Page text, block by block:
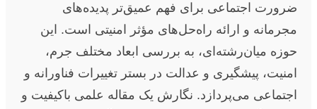
ضرورت اجتماعی برای فهم عمیق‌تر پدیده‌های
مجرمانه و ارائه راه‌حل‌های مؤثر امنیتی است. این
حوزه میان‌رشته‌ای، به بررسی ابعاد مختلف جرم،
امنیت، پیشگیری و عدالت در بستر تغییرات فناورانه و
اجتماعی می‌پردازد. نگارش یک مقاله علمی باکیفیت و